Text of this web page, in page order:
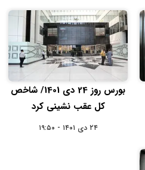
بورس روز 24 دی 1401/ شاخص
کل عقب نشینی کرد
۲۴ دی ۱۴۰۱ - ۱۹:۵۰